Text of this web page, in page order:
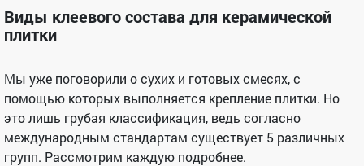
Виды клеевого состава для керамической
плитки
Мы уже поговорили о сухих и готовых смесях, с
помощью которых выполняется крепление плитки. Но
это лишь грубая классификация, ведь согласно
международным стандартам существует 5 различных
групп. Рассмотрим каждую подробнее.